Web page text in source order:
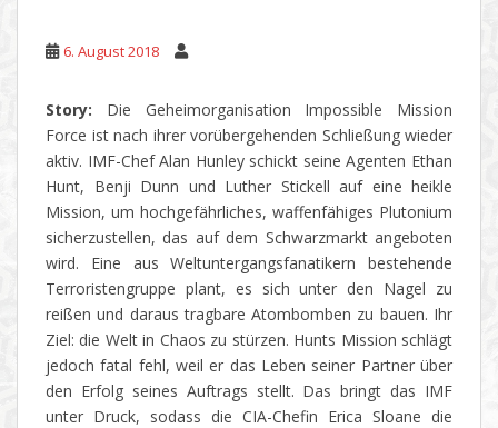
6. August 2018
Story: Die Geheimorganisation Impossible Mission
Force ist nach ihrer vorübergehenden Schließung wieder
aktiv. IMF-Chef Alan Hunley schickt seine Agenten Ethan
Hunt, Benji Dunn und Luther Stickell auf eine heikle
Mission, um hochgefährliches, waffenfähiges Plutonium
sicherzustellen, das auf dem Schwarzmarkt angeboten
wird. Eine aus Weltuntergangsfanatikern bestehende
Terroristengruppe plant, es sich unter den Nagel zu
reißen und daraus tragbare Atombomben zu bauen. Ihr
Ziel: die Welt in Chaos zu stürzen. Hunts Mission schlägt
jedoch fatal fehl, weil er das Leben seiner Partner über
den Erfolg seines Auftrags stellt. Das bringt das IMF
unter Druck, sodass die CIA-Chefin Erica Sloane die